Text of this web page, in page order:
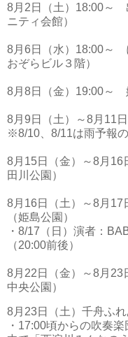
8月2日（土）18:00～
ニティ会館）
8月6日（水）18:00～
おぞらビル３階）
8月8日（金）19:00～
8月9日（土）～8月11
※8/10、8/11は雨予報
8月15日（金）～8月
田川公園）
8月16日（土）～8月
（姫島公園）
・8/17（日）演者：
（20:00前後）
8月22日（金）～8月23
中央公園）
8月23日（土）千舟ふ
・17:00頃からの吹奏